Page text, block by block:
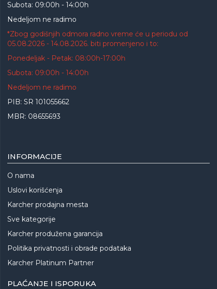
Subota: 09:00h - 14:00h
Nedeljom ne radimo
*Zbog godišnjih odmora radno vreme će u periodu od
05.08.2026 - 14.08.2026. biti promenjeno i to:
Ponedeljak - Petak: 08:00h-17:00h
Subota: 09:00h - 14:00h
Nedeljom ne radimo
PIB: SR 101055662
MBR: 08655693
INFORMACIJE
O nama
Uslovi korišćenja
Karcher prodajna mesta
Sve kategorije
Karcher produžena garancija
Politika privatnosti i obrade podataka
Karcher Platinum Partner
PLAĆANJE I ISPORUKA